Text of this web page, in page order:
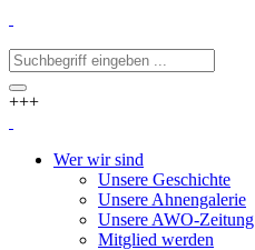
+++
Wer wir sind
Unsere Geschichte
Unsere Ahnengalerie
Unsere AWO-Zeitung
Mitglied werden